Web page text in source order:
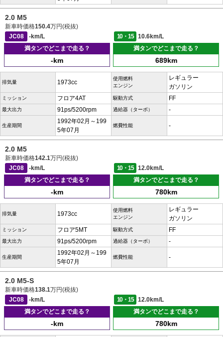
2.0 M5
新車時価格150.4万円(税抜)
JC08
-km/L 10・15
10.6km/L
満タンでどこまで走る？
-km
満タンでどこまで走る？
689km
排気量 1973cc
使用燃料
エンジン
レギュラー
ガソリン
ミッション フロア4AT 駆動方式 FF
最大出力 91ps/5200rpm 過給器（ターボ） -
生産期間
1992年02月～199
5年07月
燃費性能 -
2.0 M5
新車時価格142.1万円(税抜)
JC08
-km/L 10・15
12.0km/L
満タンでどこまで走る？
-km
満タンでどこまで走る？
780km
排気量 1973cc
使用燃料
エンジン
レギュラー
ガソリン
ミッション フロア5MT 駆動方式 FF
最大出力 91ps/5200rpm 過給器（ターボ） -
生産期間
1992年02月～199
5年07月
燃費性能 -
2.0 M5-S
新車時価格138.1万円(税抜)
JC08
-km/L 10・15
12.0km/L
満タンでどこまで走る？
-km
満タンでどこまで走る？
780km